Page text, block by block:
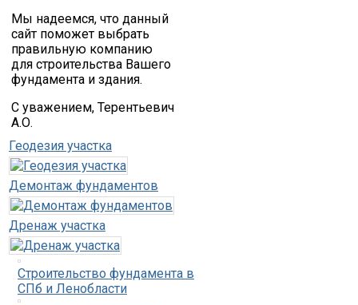
Мы надеемся, что данный
сайт поможет выбрать
правильную компанию
для строительства Вашего
фундамента и здания.
С уважением, Терентьевич
А.О.
Геодезия участка
Демонтаж фундаментов
Дренаж участка
Строительство фундамента в
СПб и Ленобласти